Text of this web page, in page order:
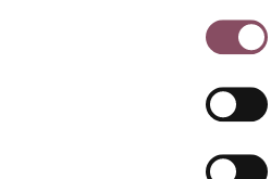
plików cookie znajdą